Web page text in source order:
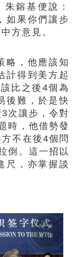
鎔基便說：
如果你們讓步
方意見。
，他應該知
計得到美方起
比之後4個為
後難，於是快
次讓步，令對
時，他借勢發
不在後4個問
倒。這一招以
尺，亦掌握談